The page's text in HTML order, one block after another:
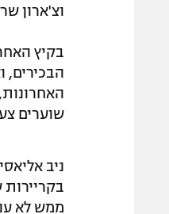
וצ'ארון
בקיץ
הבכירים,
שוערים
ניב
ממש לא